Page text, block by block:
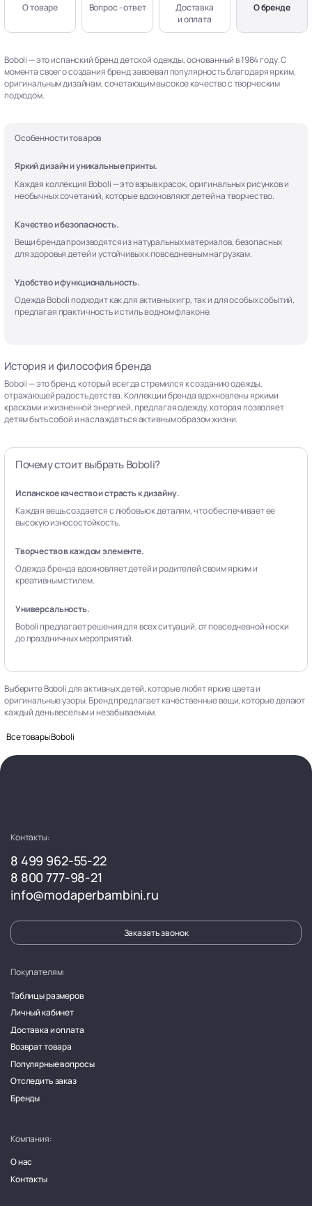
О товаре Вопрос - ответ
Доставка
и оплата
О бренде
Boboli — это испанский бренд детской одежды, основанный в 1984 году. С
момента своего создания бренд завоевал популярность благодаря ярким,
оригинальным дизайнам, сочетающим высокое качество с творческим
подходом.
Особенности товаров
Яркий дизайн и уникальные принты.
Каждая коллекция Boboli — это взрыв красок, оригинальных рисунков и
необычных сочетаний, которые вдохновляют детей на творчество.
Качество и безопасность.
Вещи бренда производятся из натуральных материалов, безопасных
для здоровья детей и устойчивых к повседневным нагрузкам.
Удобство и функциональность.
Одежда Boboli подходит как для активных игр, так и для особых событий,
предлагая практичность и стиль в одном флаконе.
История и философия бренда
Boboli — это бренд, который всегда стремился к созданию одежды,
отражающей радость детства. Коллекции бренда вдохновлены яркими
красками и жизненной энергией, предлагая одежду, которая позволяет
детям быть собой и наслаждаться активным образом жизни.
Почему стоит выбрать Boboli?
Испанское качество и страсть к дизайну.
Каждая вещь создается с любовью к деталям, что обеспечивает ее
высокую износостойкость.
Творчество в каждом элементе.
Одежда бренда вдохновляет детей и родителей своим ярким и
креативным стилем.
Универсальность.
Boboli предлагает решения для всех ситуаций, от повседневной носки
до праздничных мероприятий.
Выберите Boboli для активных детей, которые любят яркие цвета и
оригинальные узоры. Бренд предлагает качественные вещи, которые делают
каждый день веселым и незабываемым.
Все товары Boboli
Контакты:
8 499 962-55-22
8 800 777-98-21
info@modaperbambini.ru
Заказать звонок
Покупателям:
Таблицы размеров
Личный кабинет
Доставка и оплата
Возврат товара
Популярные вопросы
Отследить заказ
Бренды
Компания:
О нас
Контакты